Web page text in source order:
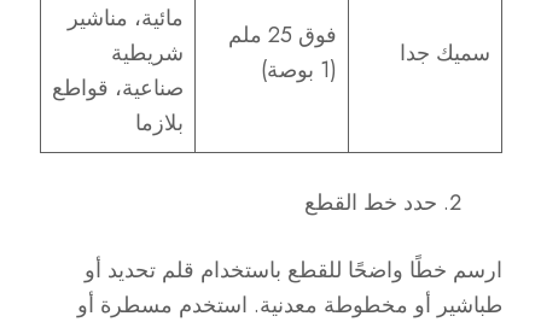
سميك جدا
فوق 25 ملم
(1 بوصة)
مائية، مناشير
شريطية
صناعية، قواطع
بلازما
حدد خط القطع
ارسم خطًا واضحًا للقطع باستخدام قلم تحديد أو
طباشير أو مخطوطة معدنية. استخدم مسطرة أو